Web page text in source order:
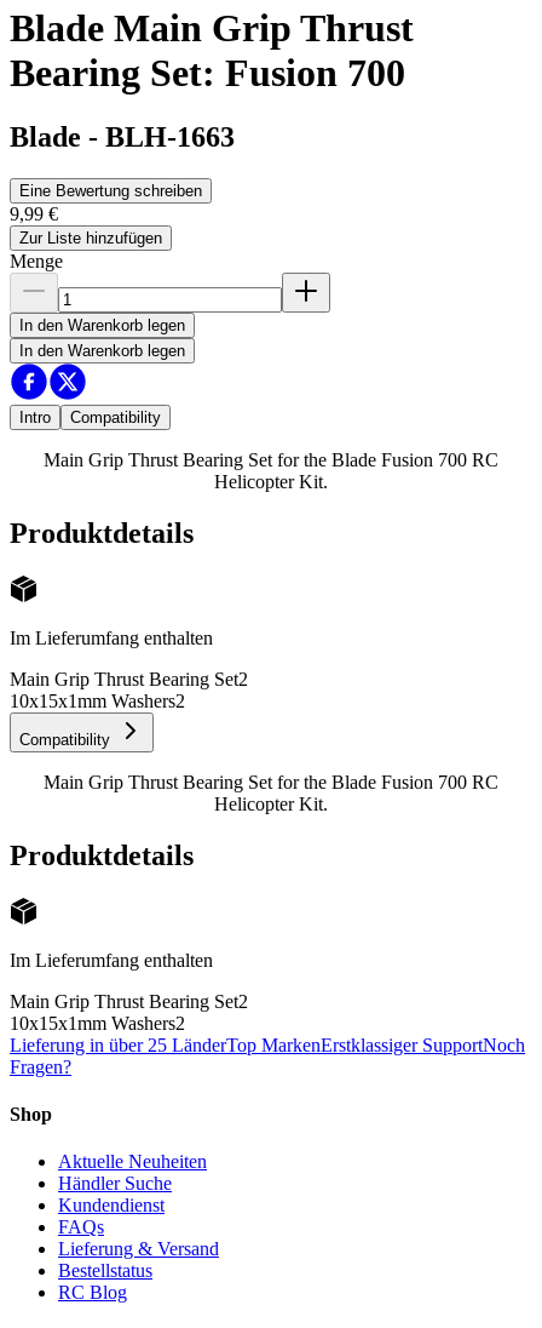
Blade Main Grip Thrust
Bearing Set: Fusion 700
Blade - BLH-1663
Eine Bewertung schreiben
9,99 €
Zur Liste hinzufügen
Menge
In den Warenkorb legen
In den Warenkorb legen
Intro Compatibility
Main Grip Thrust Bearing Set for the Blade Fusion 700 RC
Helicopter Kit.
Produktdetails
Im Lieferumfang enthalten
Main Grip Thrust Bearing Set2
10x15x1mm Washers2
Compatibility
Main Grip Thrust Bearing Set for the Blade Fusion 700 RC
Helicopter Kit.
Produktdetails
Im Lieferumfang enthalten
Main Grip Thrust Bearing Set2
10x15x1mm Washers2
Lieferung in über 25 LänderTop MarkenErstklassiger SupportNoch
Fragen?
Shop
Aktuelle Neuheiten
Händler Suche
Kundendienst
FAQs
Lieferung & Versand
Bestellstatus
RC Blog